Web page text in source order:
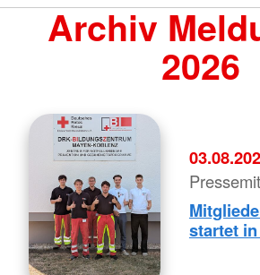
Archiv
2026
startet